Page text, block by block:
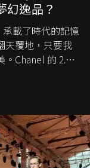
幻逸品？
載了時代的記憶
天覆地，只要我
Chanel 的 2.55
舉足輕重的地
，那 2.55
誕生的呢？又為
》帶你穿越流金